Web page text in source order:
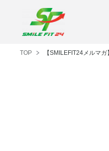
TOP 【SMILEFIT24メルマ